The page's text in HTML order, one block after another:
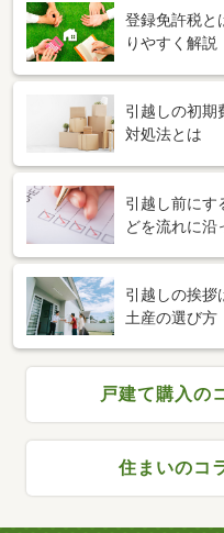
登録免許税と
りやすく解説
引越しの初期
対処法とは
引越し前にす
どを流れに沿
引越しの挨拶
土産の選び方
戸建て購入の
住まいのコ